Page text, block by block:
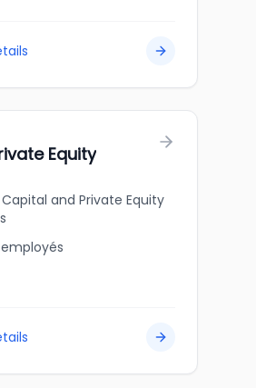
Equity
and Private Equity
employés